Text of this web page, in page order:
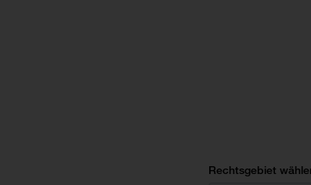
Rechtsgebiet